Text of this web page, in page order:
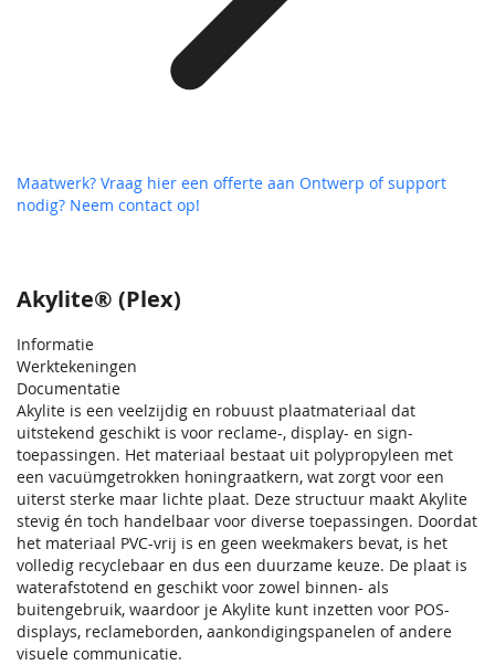
Akylite® (Plex)
Informatie
Werktekeningen
Documentatie
Akylite is een veelzijdig en robuust plaatmateriaal dat
uitstekend geschikt is voor reclame-, display- en sign-
toepassingen. Het materiaal bestaat uit polypropyleen met
een vacuümgetrokken honingraatkern, wat zorgt voor een
uiterst sterke maar lichte plaat. Deze structuur maakt Akylite
stevig én toch handelbaar voor diverse toepassingen. Doordat
het materiaal PVC-vrij is en geen weekmakers bevat, is het
volledig recyclebaar en dus een duurzame keuze. De plaat is
waterafstotend en geschikt voor zowel binnen- als
buitengebruik, waardoor je Akylite kunt inzetten voor POS-
displays, reclameborden, aankondigingspanelen of andere
visuele communicatie.
Maatwerk? Vraag hier een offerte aan Ontwerp of support
nodig? Neem contact op!